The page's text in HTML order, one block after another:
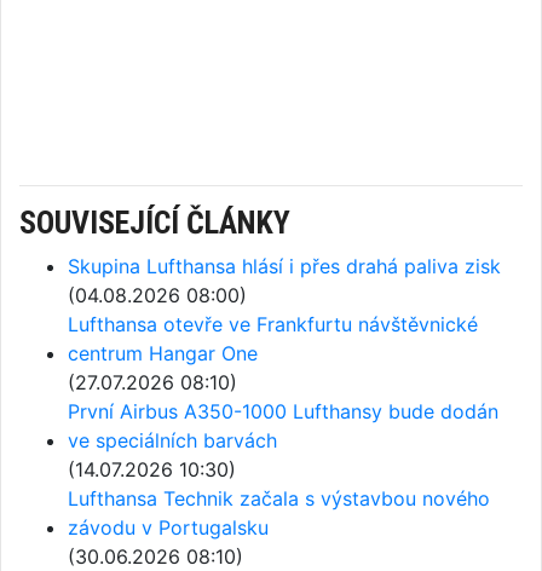
SOUVISEJÍCÍ ČLÁNKY
Skupina Lufthansa hlásí i přes drahá paliva zisk
(04.08.2026 08:00)
Lufthansa otevře ve Frankfurtu návštěvnické
centrum Hangar One
(27.07.2026 08:10)
První Airbus A350-1000 Lufthansy bude dodán
ve speciálních barvách
(14.07.2026 10:30)
Lufthansa Technik začala s výstavbou nového
závodu v Portugalsku
(30.06.2026 08:10)